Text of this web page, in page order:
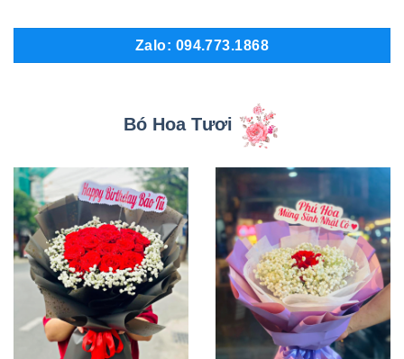
Zalo: 094.773.1868
Bó Hoa Tươi